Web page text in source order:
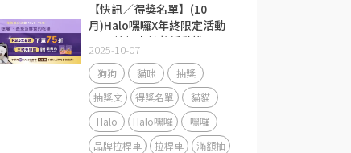
【快訊／得獎名單】(10
月)Halo嘿囉X年終限定活動
Halo拉桿車抽獎活動說明
2025-10-07
狗狗 貓咪
抽獎
抽獎文
得獎名單
貓貓
Halo
Halo嘿囉
嘿囉
品牌拉桿車
拉桿車
滿額抽